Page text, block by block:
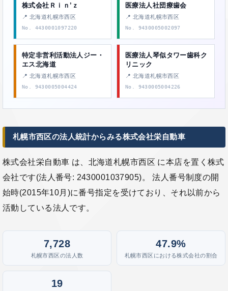
株式会社Ｒｉｎ’ｚ
📍 北海道札幌市西区
No. 4430001097220
医療法人社団療歯会
📍 北海道札幌市西区
No. 9430005002097
特定非営利活動法人ジー・
エス北海道
📍 北海道札幌市西区
No. 9430005004424
医療法人琴似タワー歯科ク
リニック
📍 北海道札幌市西区
No. 9430005004226
札幌市西区の法人統計からみる株式会社栄自動車
株式会社栄自動車 は、北海道札幌市西区 に本店を置く株式
会社です(法人番号: 2430001037905)。 法人番号制度の開
始時(2015年10月)に番号指定を受けており、それ以前から
活動している法人です。
7,728
札幌市西区の法人数
47.9%
札幌市西区における株式会社の割合
19